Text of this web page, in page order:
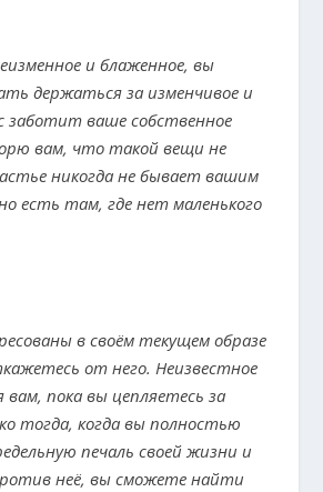
и блаженное, вы
держаться за изменчивое и
заботит ваше собственное
вам, что такой вещи не
никогда не бывает вашим
есть там, где нет маленького
в своём текущем образе
от него. Неизвестное
вам, пока вы цепляетесь за
тогда, когда вы полностью
печаль своей жизни и
неё, вы сможете найти